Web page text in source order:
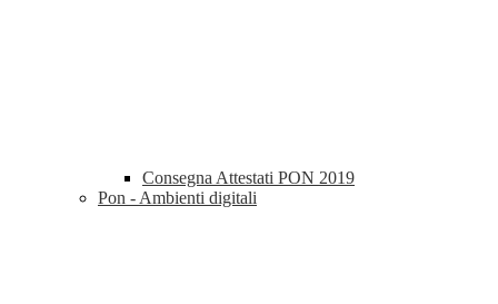
Consegna Attestati PON 2019
Pon - Ambienti digitali